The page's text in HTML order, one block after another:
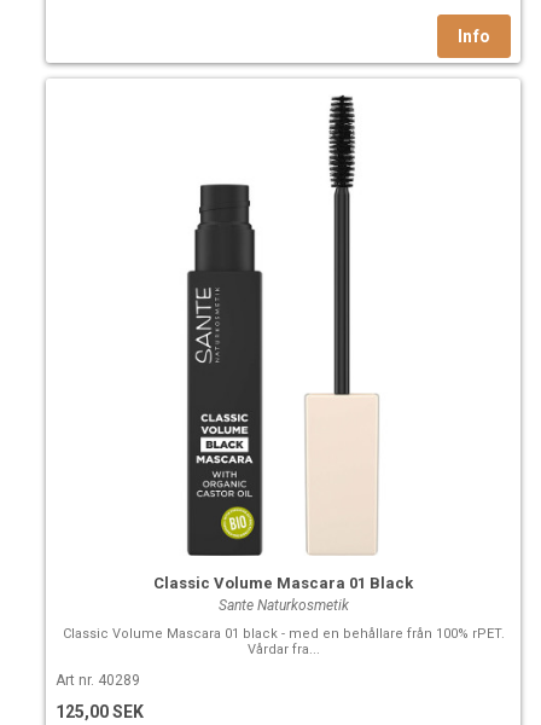
Classic Volume Mascara 01 Black
Sante Naturkosmetik
Classic Volume Mascara 01 black - med en behållare från 100% rPET.
Vårdar fra...
Art nr. 40289
125,00 SEK